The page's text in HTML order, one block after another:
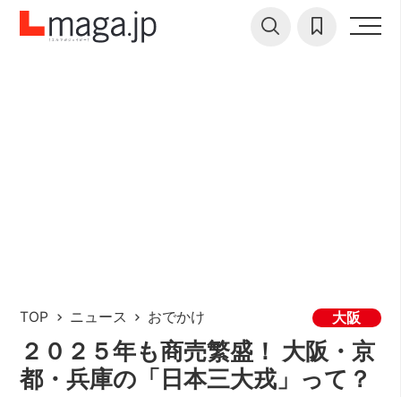
TOP ニュース おでかけ 大阪
２０２５年も商売繁盛！ 大阪・京
都・兵庫の「日本三大戎」って？